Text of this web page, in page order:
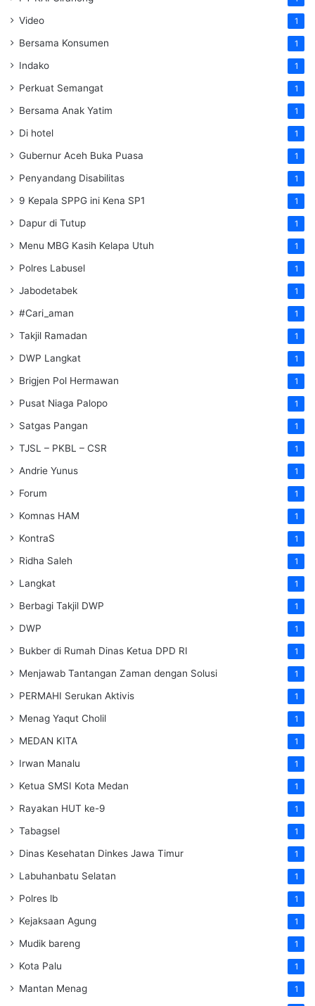
Video 1
Bersama Konsumen 1
Indako 1
Perkuat Semangat 1
Bersama Anak Yatim 1
Di hotel 1
Gubernur Aceh Buka Puasa 1
Penyandang Disabilitas 1
9 Kepala SPPG ini Kena SP1 1
Dapur di Tutup 1
Menu MBG Kasih Kelapa Utuh 1
Polres Labusel 1
Jabodetabek 1
#Cari_aman 1
Takjil Ramadan 1
DWP Langkat 1
Brigjen Pol Hermawan 1
Pusat Niaga Palopo 1
Satgas Pangan 1
TJSL – PKBL – CSR 1
Andrie Yunus 1
Forum 1
Komnas HAM 1
KontraS 1
Ridha Saleh 1
Langkat 1
Berbagi Takjil DWP 1
DWP 1
Bukber di Rumah Dinas Ketua DPD RI 1
Menjawab Tantangan Zaman dengan Solusi 1
PERMAHI Serukan Aktivis 1
Menag Yaqut Cholil 1
MEDAN KITA 1
Irwan Manalu 1
Ketua SMSI Kota Medan 1
Rayakan HUT ke-9 1
Tabagsel 1
Dinas Kesehatan Dinkes Jawa Timur 1
Labuhanbatu Selatan 1
Polres lb 1
Kejaksaan Agung 1
Mudik bareng 1
Kota Palu 1
Mantan Menag 1